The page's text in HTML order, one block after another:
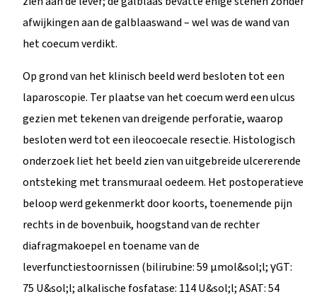
afwijkingen aan de galblaaswand – wel was de wand van
het coecum verdikt.
Op grond van het klinisch beeld werd besloten tot een
laparoscopie. Ter plaatse van het coecum werd een ulcus
gezien met tekenen van dreigende perforatie, waarop
besloten werd tot een ileocoecale resectie. Histologisch
onderzoek liet het beeld zien van uitgebreide ulcererende
ontsteking met transmuraal oedeem. Het postoperatieve
beloop werd gekenmerkt door koorts, toenemende pijn
rechts in de bovenbuik, hoogstand van de rechter
diafragmakoepel en toename van de
leverfunctiestoornissen (bilirubine: 59 µmol&sol;l; γGT:
75 U&sol;l; alkalische fosfatase: 114 U&sol;l; ASAT: 54